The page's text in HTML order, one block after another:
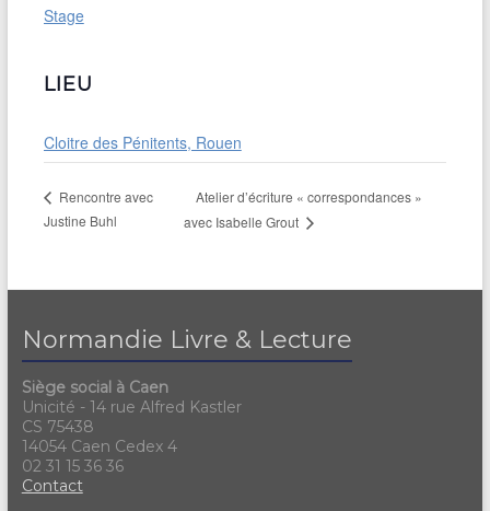
Stage
LIEU
Cloitre des Pénitents, Rouen
Rencontre avec
Justine Buhl
Atelier d’écriture « correspondances »
avec Isabelle Grout
Normandie Livre & Lecture
Siège social à Caen
Unicité - 14 rue Alfred Kastler
CS 75438
14054 Caen Cedex 4
02 31 15 36 36
Contact